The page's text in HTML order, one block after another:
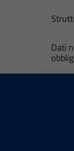
Dati